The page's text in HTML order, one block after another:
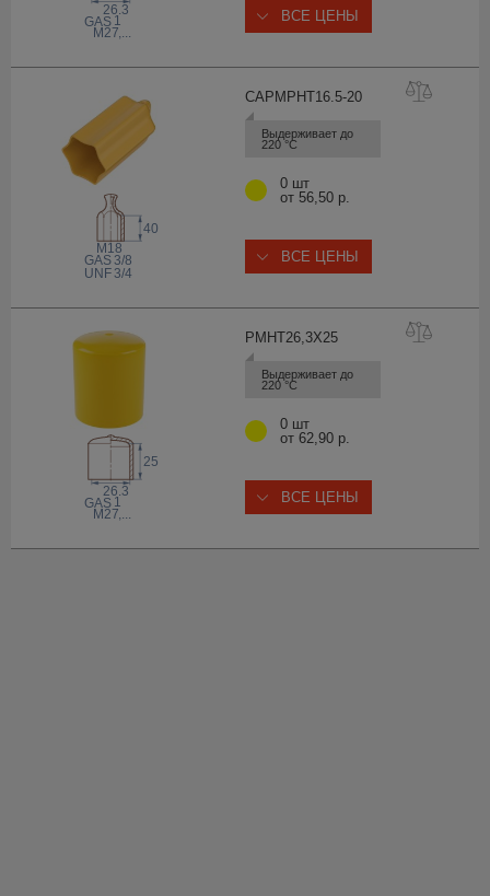
26.3
GAS 1
,...
M27
ВСЕ ЦЕНЫ
CAPMPHT16.5-20
Выдерживает до
220 °С
40
GAS 3/8
UNF 3/4
M18
0 шт
от 56,50 р.
ВСЕ ЦЕНЫ
PMHT26,3X25
Выдерживает до
220 °С
26.3
25
GAS 1
,...
M27
0 шт
от 62,90 р.
ВСЕ ЦЕНЫ